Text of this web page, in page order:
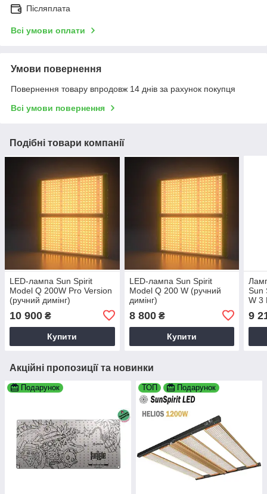
Післяплата
Всі умови оплати
Умови повернення
Повернення товару впродовж 14 днів за рахунок покупця
Всі умови повернення
Подібні товари компанії
LED-лампа Sun Spirit
Model Q 200W Pro Version
(ручний димінг)
10 900 ₴
Купити
LED-лампа Sun Spirit
Model Q 200 W (ручний
димінг)
8 800₴
Купити
Sun
W 3
9
Акційні пропозиції та новинки
Подарунок ТОП Подарунок